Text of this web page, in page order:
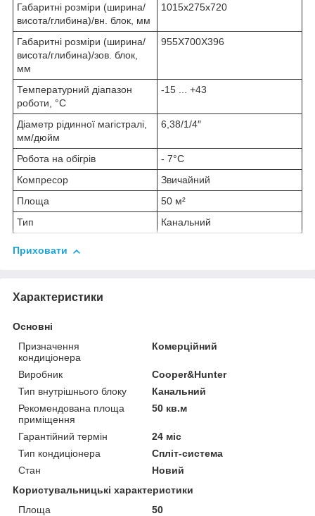
Габаритні розміри (ширина/
висота/глибина)/вн. блок, мм
1015х275х720
Габаритні розміри (ширина/
висота/глибина)/зов. блок,
мм
955Х700Х396
Температурний діапазон
роботи, °C
-15 ... +43
Діаметр рідинної магістралі,
мм/дюйм
6,38/1/4″
Робота на обігрів
- 7°C
Компресор
Звичайний
Площа
50 м²
Тип
Канальний
Приховати
Характеристики
Основні
Призначення
кондиціонера
Комерційний
Виробник
Cooper&Hunter
Тип внутрішнього блоку
Канальний
Рекомендована площа
приміщення
50 кв.м
Гарантійний термін
24 міс
Тип кондиціонера
Спліт-система
Стан
Новий
Користувальницькі характеристики
Площа
50